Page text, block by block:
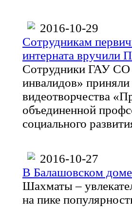
2016-10-29
Сотрудникам
интерната вручили
Сотрудники ГАУ СО
инвалидов»
видеотворчества
объединенной
социального
2016-10-27
В Балашовском
Шахматы –
на пике